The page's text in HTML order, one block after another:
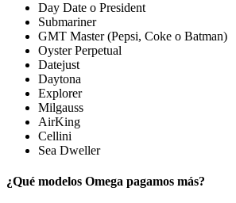
Day Date o President
Submariner
GMT Master (Pepsi, Coke o Batman)
Oyster Perpetual
Datejust
Daytona
Explorer
Milgauss
AirKing
Cellini
Sea Dweller
¿Qué modelos Omega pagamos más?